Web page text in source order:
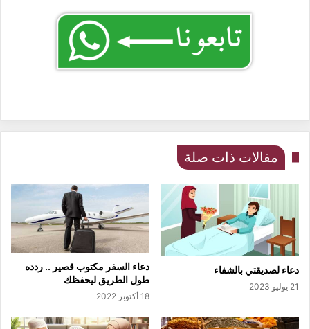
مقالات ذات صلة
دعاء لصديقتي بالشفاء
21 يوليو 2023
دعاء السفر مكتوب قصير .. ردده
طول الطريق ليحفظك
18 أكتوبر 2022